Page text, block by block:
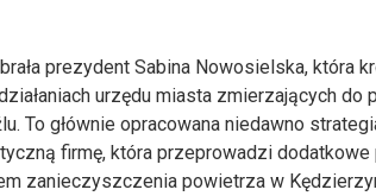
prezydent Sabina Nowosielska, która
urzędu miasta zmierzających
To głównie opracowana niedawno
firmę, która przeprowadzi dodatkowe
zanieczyszczenia powietrza w